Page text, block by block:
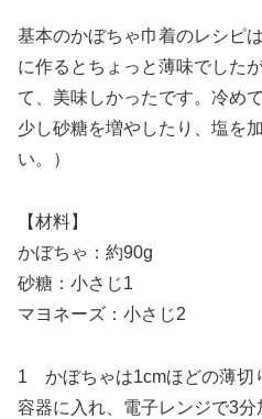
基本のかぼちゃ巾着のレシピ
に作るとちょっと薄味でした
て、美味しかったです。冷め
少し砂糖を増やしたり、塩を
い。）
【材料】
かぼちゃ：約90g
砂糖：小さじ1
マヨネーズ：小さじ2
1 かぼちゃは1cmほどの薄切
容器に入れ、電子レンジで3分